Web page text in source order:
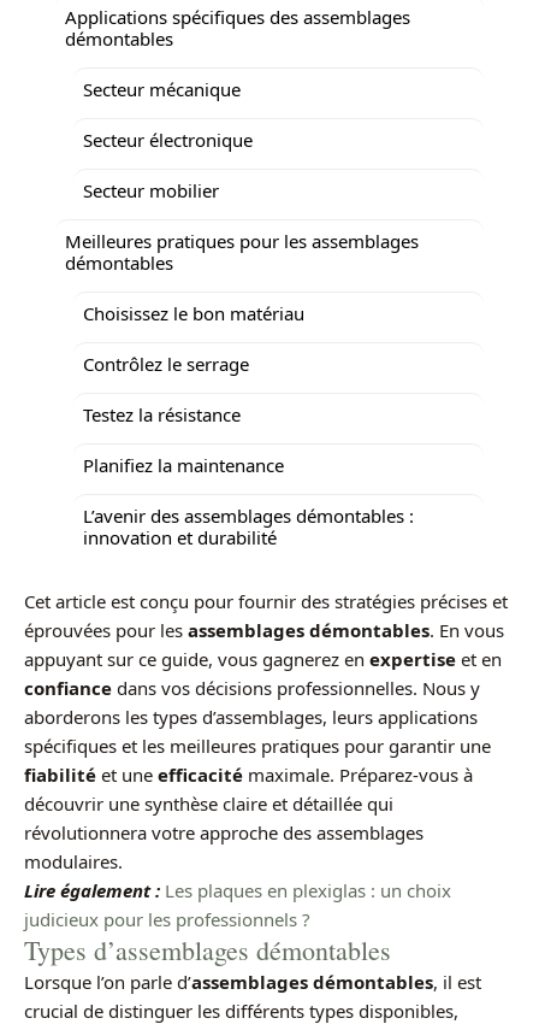
Applications spécifiques des assemblages
démontables
Secteur mécanique
Secteur électronique
Secteur mobilier
Meilleures pratiques pour les assemblages
démontables
Choisissez le bon matériau
Contrôlez le serrage
Testez la résistance
Planifiez la maintenance
L’avenir des assemblages démontables :
innovation et durabilité
Cet article est conçu pour fournir des stratégies précises et
éprouvées pour les assemblages démontables. En vous
appuyant sur ce guide, vous gagnerez en expertise et en
confiance dans vos décisions professionnelles. Nous y
aborderons les types d’assemblages, leurs applications
spécifiques et les meilleures pratiques pour garantir une
fiabilité et une efficacité maximale. Préparez-vous à
découvrir une synthèse claire et détaillée qui
révolutionnera votre approche des assemblages
modulaires.
Lire également : Les plaques en plexiglas : un choix
judicieux pour les professionnels ?
Types d’assemblages démontables
Lorsque l’on parle d’assemblages démontables, il est
crucial de distinguer les différents types disponibles,